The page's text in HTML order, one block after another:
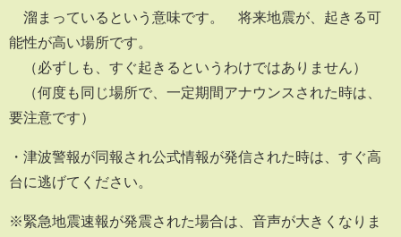
溜まっているという意味です。 将来地震が、起きる可
能性が高い場所です。
（必ずしも、すぐ起きるというわけではありません）
（何度も同じ場所で、一定期間アナウンスされた時は、
要注意です）
・津波警報が同報され公式情報が発信された時は、すぐ高
台に逃げてください。
※緊急地震速報が発震された場合は、音声が大きくなりま